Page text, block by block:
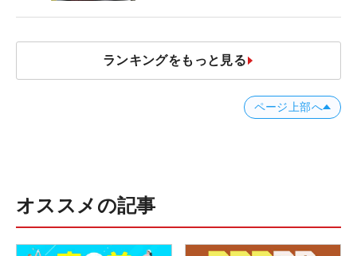
ランキングをもっと見る
ページ上部へ
オススメの記事